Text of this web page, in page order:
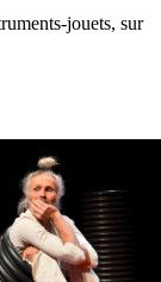
jouets, sur